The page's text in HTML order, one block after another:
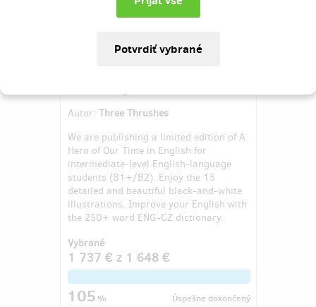
Autor: Three Thrushes
We are publishing a limited edition of A
Hero of Our Time in English for
intermediate-level English-language
students (B1+/B2). Enjoy the 15
detailed and beautiful black-and-white
illustrations. Improve your English with
the 250+ word ENG-CZ dictionary.
Vybrané
1 737 € z 1 648 €
105% Úspešne dokončený